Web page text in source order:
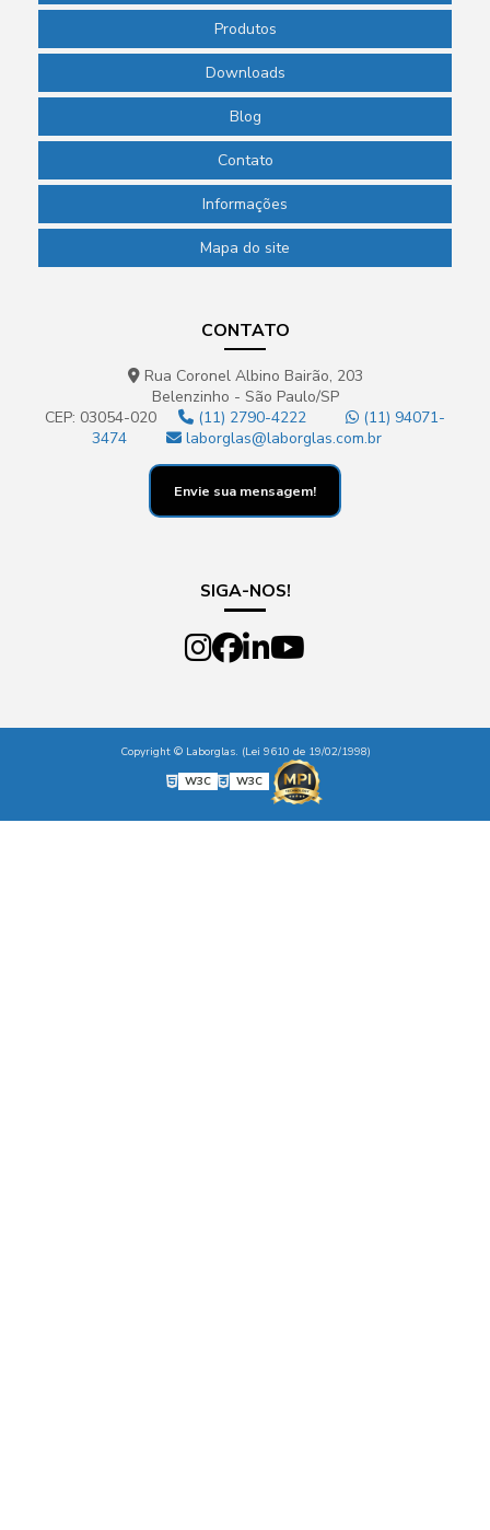
Produtos
Downloads
Blog
Contato
Informações
Mapa do site
CONTATO
Rua Coronel Albino Bairão, 203
Belenzinho - São Paulo/SP
CEP: 03054-020
(11) 2790-4222
(11) 94071-
3474
laborglas@laborglas.com.br
Envie sua mensagem!
SIGA-NOS!
Copyright © Laborglas. (Lei 9610 de 19/02/1998)
W3C
W3C